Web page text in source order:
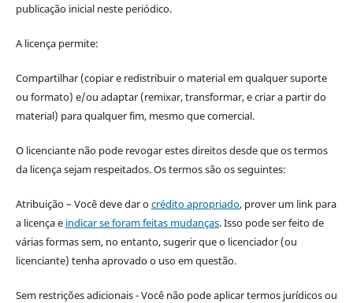
publicação inicial neste periódico.
A licença permite:
Compartilhar (copiar e redistribuir o material em qualquer suporte
ou formato) e/ou adaptar (remixar, transformar, e criar a partir do
material) para qualquer fim, mesmo que comercial.
O licenciante não pode revogar estes direitos desde que os termos
da licença sejam respeitados. Os termos são os seguintes:
Atribuição – Você deve dar ocrédito apropriado, prover um link para
a licença e indicar se foram feitas mudanças. Isso pode ser feito de
várias formas sem, no entanto, sugerir que o licenciador (ou
licenciante) tenha aprovado o uso em questão.
Sem restrições adicionais - Você não pode aplicar termos jurídicos ou